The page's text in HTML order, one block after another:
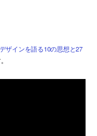
ザインを語る10の思想と27